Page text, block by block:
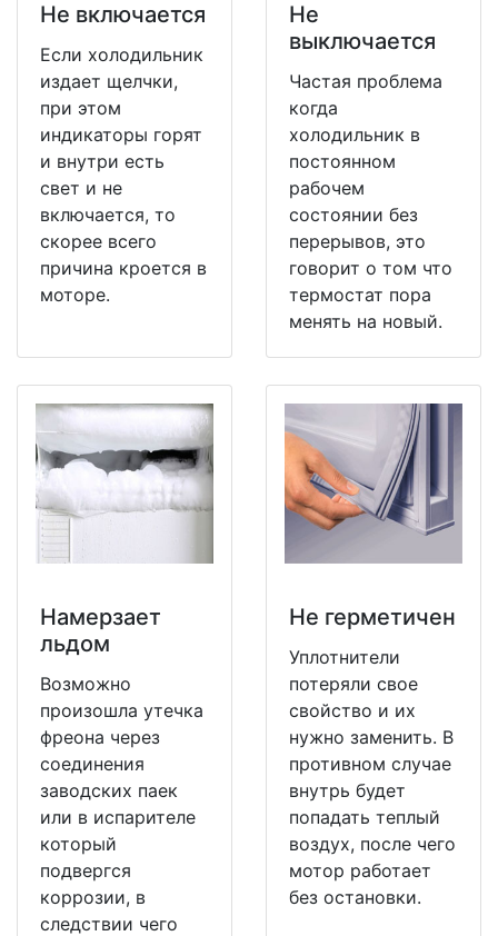
Не включается
Если холодильник
издает щелчки,
при этом
индикаторы горят
и внутри есть
свет и не
включается, то
скорее всего
причина кроется в
моторе.
Не
выключается
Частая проблема
когда
холодильник в
постоянном
рабочем
состоянии без
перерывов, это
говорит о том что
термостат пора
менять на новый.
Намерзает
льдом
Возможно
произошла утечка
фреона через
соединения
заводских паек
или в испарителе
который
подвергся
коррозии, в
следствии чего
Не герметичен
Уплотнители
потеряли свое
свойство и их
нужно заменить. В
противном случае
внутрь будет
попадать теплый
воздух, после чего
мотор работает
без остановки.